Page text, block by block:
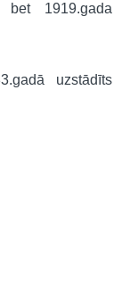
bet 1919.gada
uzstādīts